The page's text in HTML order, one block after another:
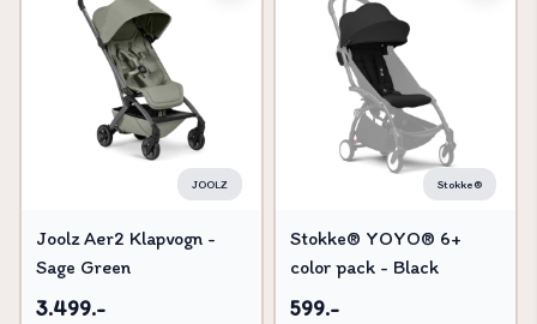
JOOLZ
Joolz Aer2 Klapvogn -
Sage Green
3.499.-
Stokke®
Stokke® YOYO® 6+
color pack - Black
599.-